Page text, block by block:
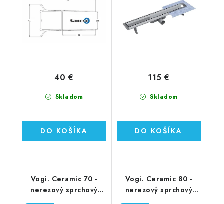
Skladom
40 €
DO KOŠÍKA
Skladom
115 €
DO KOŠÍKA
Vogi. Ceramic 70 -
nerezový sprchový
Vogi. Ceramic 80 -
nerezový sprchový